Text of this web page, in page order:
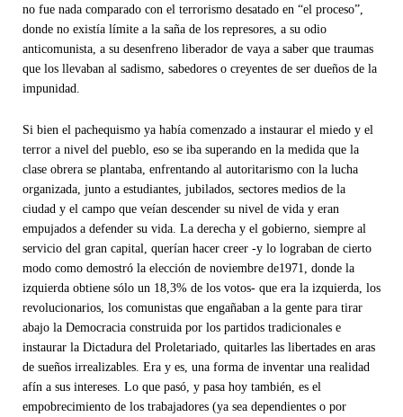
no fue nada comparado con el terrorismo desatado en “el proceso”,
donde no existía límite a la saña de los represores, a su odio
anticomunista, a su desenfreno liberador de vaya a saber que traumas
que los llevaban al sadismo, sabedores o creyentes de ser dueños de la
impunidad.
Si bien el pachequismo ya había comenzado a instaurar el miedo y el
terror a nivel del pueblo, eso se iba superando en la medida que la
clase obrera se plantaba, enfrentando al autoritarismo con la lucha
organizada, junto a estudiantes, jubilados, sectores medios de la
ciudad y el campo que veían descender su nivel de vida y eran
empujados a defender su vida. La derecha y el gobierno, siempre al
servicio del gran capital, querían hacer creer -y lo lograban de cierto
modo como demostró la elección de noviembre de1971, donde la
izquierda obtiene sólo un 18,3% de los votos- que era la izquierda, los
revolucionarios, los comunistas que engañaban a la gente para tirar
abajo la Democracia construida por los partidos tradicionales e
instaurar la Dictadura del Proletariado, quitarles las libertades en aras
de sueños irrealizables. Era y es, una forma de inventar una realidad
afín a sus intereses. Lo que pasó, y pasa hoy también, es el
empobrecimiento de los trabajadores (ya sea dependientes o por